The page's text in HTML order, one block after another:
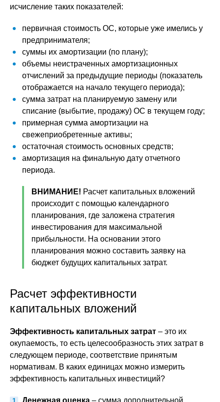
исчисление таких показателей:
первичная стоимость ОС, которые уже имелись у
предпринимателя;
суммы их амортизации (по плану);
объемы неистраченных амортизационных
отчислений за предыдущие периоды (показатель
отображается на начало текущего периода);
сумма затрат на планируемую замену или
списание (выбытие, продажу) ОС в текущем году;
примерная сумма амортизации на
свежеприобретенные активы;
остаточная стоимость основных средств;
амортизация на финальную дату отчетного
периода.
ВНИМАНИЕ! Расчет капитальных вложений
происходит с помощью календарного
планирования, где заложена стратегия
инвестирования для максимальной
прибыльности. На основании этого
планирования можно составить заявку на
бюджет будущих капитальных затрат.
Расчет эффективности
капитальных вложений
Эффективность капитальных затрат – это их
окупаемость, то есть целесообразность этих затрат в
следующем периоде, соответствие принятым
нормативам. В каких единицах можно измерить
эффективность капитальных инвестиций?
Денежная оценка – сумма дополнительной